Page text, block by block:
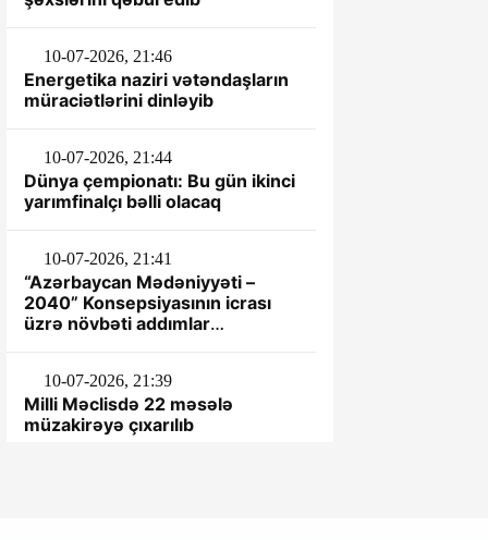
10-07-2026, 21:46
Energetika naziri vətəndaşların
müraciətlərini dinləyib
10-07-2026, 21:44
Dünya çempionatı: Bu gün ikinci
yarımfinalçı bəlli olacaq
10-07-2026, 21:41
“Azərbaycan Mədəniyyəti –
2040” Konsepsiyasının icrası
üzrə növbəti addımlar
10-07-2026, 21:39
Milli Məclisdə 22 məsələ
müzakirəyə çıxarılıb